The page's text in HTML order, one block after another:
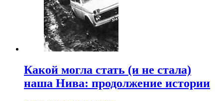
Какой могла стать (и не стала)
наша Нива: продолжение истории